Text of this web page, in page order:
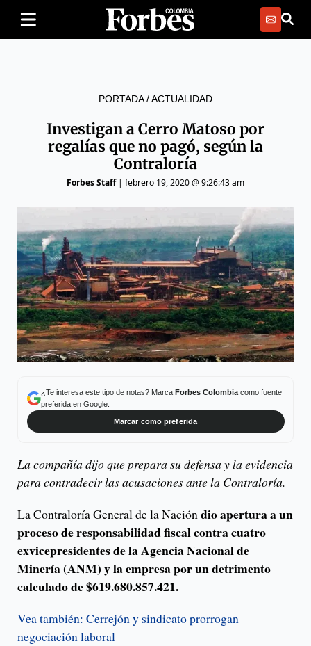
PORTADA/ACTUALIDAD
Investigan a Cerro Matoso por
regalías que no pagó, según la
Contraloría
Forbes Staff| febrero 19, 2020 @ 9:26:43 am
¿Te interesa este tipo de notas? Marca Forbes Colombiacomo fuente
preferida en Google.
Marcar como preferida
La compañía dijo que prepara su defensa y la evidencia
para contradecir las acusaciones ante la Contraloría.
La Contraloría General de la Nacióndio apertura a un
proceso de responsabilidad fiscal contra cuatro
exvicepresidentes de la Agencia Nacional de
Minería (ANM) y la empresa por un detrimento
calculado de $619.680.857.421.
Vea también: Cerrejón y sindicato prorrogan
negociación laboral